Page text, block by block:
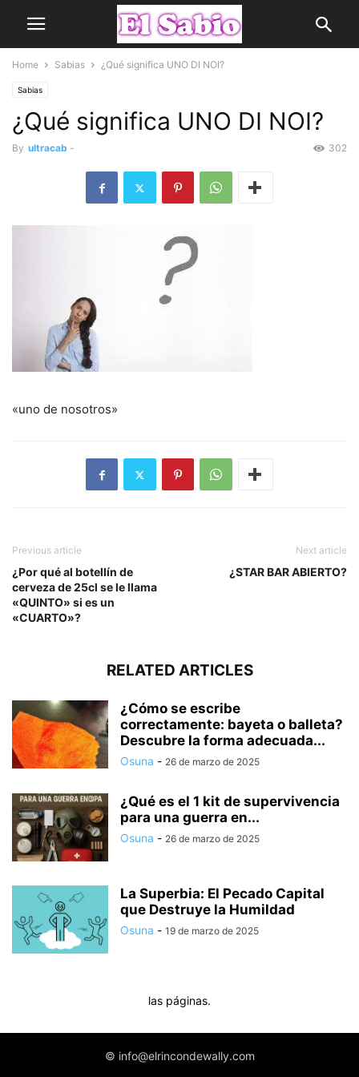
Home Sabias ¿Qué significa UNO DI NOI?
Sabias
¿Qué significa UNO DI NOI?
By ultracab - 302
«uno de nosotros»
Previous article
¿Por qué al botellín de
cerveza de 25cl se le llama
«QUINTO» si es un
«CUARTO»?
Next article
¿STAR BAR ABIERTO?
RELATED ARTICLES
¿Cómo se escribe
correctamente: bayeta o balleta?
Descubre la forma adecuada...
Osuna - 26 de marzo de 2025
¿Qué es el 1 kit de supervivencia
para una guerra en...
Osuna - 26 de marzo de 2025
La Superbia: El Pecado Capital
que Destruye la Humildad
Osuna - 19 de marzo de 2025
las páginas.
© info@elrincondewally.com